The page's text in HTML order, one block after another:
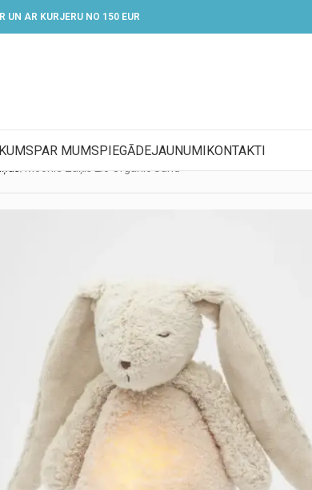
UN AR KURJERU NO 150 EUR
PAR MUMSPIEGĀDEJAUNUMIKONTAKTI